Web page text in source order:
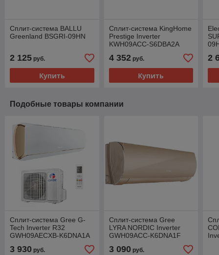
Сплит-система BALLU
Greenland BSGRI-09HN
2 125 руб.
Купить
Сплит-система KingHome
Prestige Inverter
KWH09ACC-S6DBA2A
4 352руб.
Купить
2
Подобные товары компании
Сплит-система Gree G-
Tech Inverter R32
GWH09AECXB-K6DNA1A
3 930 руб.
Сплит-система Gree
LYRA NORDIC Inverter
GWH09ACC-K6DNA1F
3 090руб.